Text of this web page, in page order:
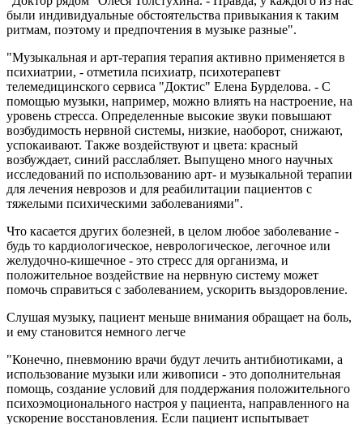
были индивидуальные обстоятельства привыкания к таким
ритмам, поэтому и предпочтения в музыке разные".
"Музыкальная и арт-терапия терапия активно применяется в
психиатрии, - отметила психиатр, психотерапевт
телемедицинского сервиса "Доктис" Елена Бурделова. - С
помощью музыки, например, можно влиять на настроение, на
уровень стресса. Определенные высокие звуки повышают
возбудимость нервной системы, низкие, наоборот, снижают,
успокаивают. Также воздействуют и цвета: красный
возбуждает, синий расслабляет. Выпущено много научных
исследований по использованию арт- и музыкальной терапии
для лечения неврозов и для реабилитации пациентов с
тяжелыми психическими заболеваниями".
Что касается других болезней, в целом любое заболевание -
будь то кардиологическое, неврологическое, легочное или
желудочно-кишечное - это стресс для организма, и
положительное воздействие на нервную систему может
помочь справиться с заболеванием, ускорить выздоровление.
Слушая музыку, пациент меньше внимания обращает на боль,
и ему становится немного легче
"Конечно, пневмонию врачи будут лечить антибиотиками, а
использование музыки или живописи - это дополнительная
помощь, создание условий для поддержания положительного
психоэмоционального настроя у пациента, направленного на
ускорение восстановления. Если пациент испытывает